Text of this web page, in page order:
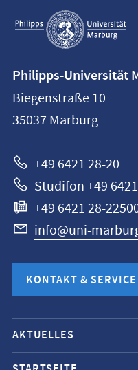
Service-
Navigation
Philipps-
Universität
Marburg
Philipps-Universität
Biegenstraße 10
35037 Marburg
+49 6421 28-20
Studifon +49
+49 6421 28-
info@uni-
KONTAKT & SERVICE
Mobile-
Service-
AKTUELLES